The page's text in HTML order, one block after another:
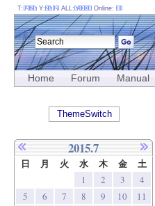
Home Forum Manual
T: Y: ALL: Online:
ThemeSwitch
2015.7
日 月 火 水 木 金 土
1 2 3
4
5
6 7 8 9 10
11